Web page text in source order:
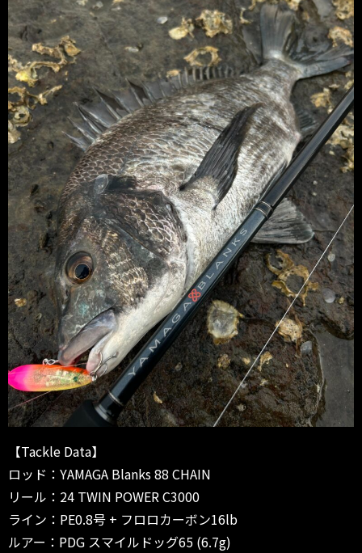
【Tackle Data】
ロッド：YAMAGA Blanks 88 CHAIN
リール：24 TWIN POWER C3000
ライン：PE0.8号 + フロロカーボン16lb
ルアー：PDG スマイルドッグ65 (6.7g)